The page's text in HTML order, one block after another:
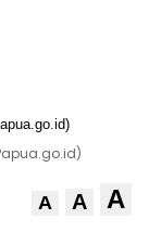
A A A